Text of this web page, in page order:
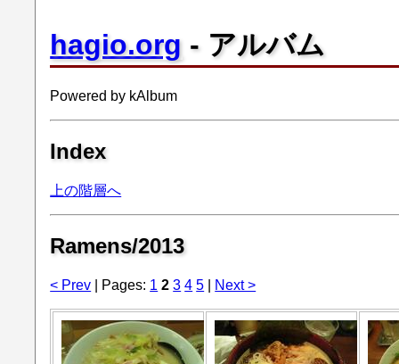
hagio.org - アルバム
Powered by kAlbum
Index
上の階層へ
Ramens/2013
< Prev | Pages: 1 2 3 4 5 Next >